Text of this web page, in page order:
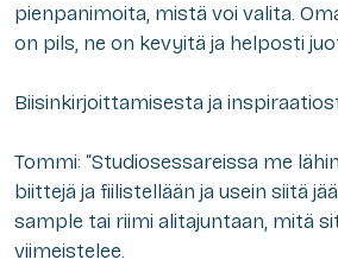
pienpanimoita, mistä voi valita.
on pils, ne on kevyitä ja helposti
Biisinkirjoittamisesta ja
Tommi: “Studiosessareissa me
biittejä ja fiilistellään ja usein siitä
sample tai riimi alitajuntaan, mitä
viimeistelee.